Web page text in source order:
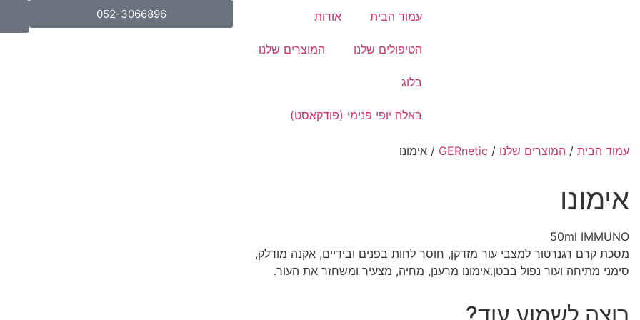
עמוד הבית אודות
הטיפולים שלנו המוצרים שלנו
בלוג
באלה יופי פנימי (פודקאסט)
052-3066896
עמוד הבית / המוצרים שלנו /
GERnetic / אימונו
אימונו
50ml IMMUNO
מסכת קרם רגנרטור למצבי עור מזדקן, חוסר לחות בפנים ובידיים, אקנה מודלק,
סימני מתיחה ועור נפול בבטן.אימונו מרענן, מחיה, מצעיר ומשחזר את העור.